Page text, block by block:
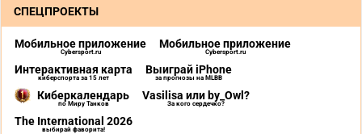
СПЕЦПРОЕКТЫ
Мобильное приложение
Cybersport.ru
Мобильное приложение
Cybersport.ru
Интерактивная карта
киберспорта за 15 лет
Выиграй iPhone
за прогнозы на MLBB
Киберкалендарь
по Миру Танков
Vasilisa или by_Owl?
За кого сердечко?
The International 2026
выбирай фаворита!